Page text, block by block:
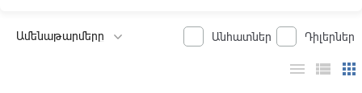
Անհատներ Դիլերներ
apps
view_list
menu